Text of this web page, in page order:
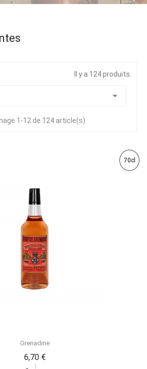
Il y a 124 produits.

1-12 de 124 article(s)
70cl
Grenadine
6,70 €